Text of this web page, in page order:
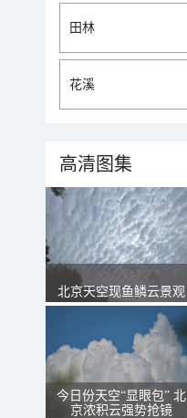
田林
花溪
高清图集
北京天空现鱼鳞云景观
今日份天空“显眼包” 北
京浓积云强势抢镜